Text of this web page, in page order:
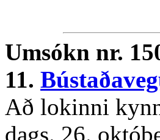
Umsókn nr.
11.
Að lokinni
dags. 26.